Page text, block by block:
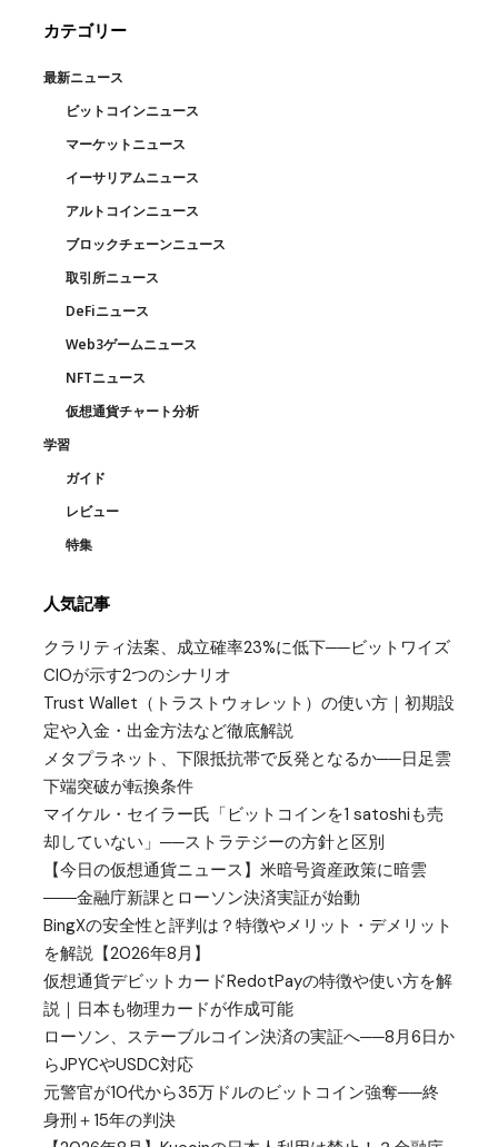
カテゴリー
最新ニュース
ビットコインニュース
マーケットニュース
イーサリアムニュース
アルトコインニュース
ブロックチェーンニュース
取引所ニュース
DeFiニュース
Web3ゲームニュース
NFTニュース
仮想通貨チャート分析
学習
ガイド
レビュー
特集
人気記事
クラリティ法案、成立確率23%に低下──ビットワイズ
CIOが示す2つのシナリオ
Trust Wallet（トラストウォレット）の使い方｜初期設
定や入金・出金方法など徹底解説
メタプラネット、下限抵抗帯で反発となるか──日足雲
下端突破が転換条件
マイケル・セイラー氏「ビットコインを1 satoshiも売
却していない」──ストラテジーの方針と区別
【今日の仮想通貨ニュース】米暗号資産政策に暗雲
――金融庁新課とローソン決済実証が始動
BingXの安全性と評判は？特徴やメリット・デメリット
を解説【2026年8月】
仮想通貨デビットカードRedotPayの特徴や使い方を解
説｜日本も物理カードが作成可能
ローソン、ステーブルコイン決済の実証へ──8月6日か
らJPYCやUSDC対応
元警官が10代から35万ドルのビットコイン強奪──終
身刑＋15年の判決